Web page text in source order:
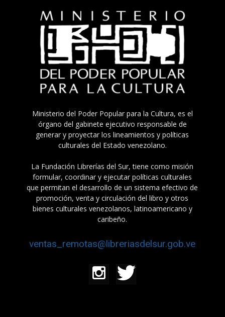
Ministerio del Poder Popular para la Cultura, es el
órgano del gabinete ejecutivo responsable de
generar y proyectar los lineamientos y políticas
culturales del Estado venezolano.
La Fundación Librerías del Sur, tiene como misión
formular, coordinar y ejecutar políticas culturales
que permitan el desarrollo de un sistema efectivo de
promoción, venta y circulación del libro y otros
bienes culturales venezolanos, latinoamericano y
caribeño.
ventas_remotas@libreriasdelsur.gob.ve